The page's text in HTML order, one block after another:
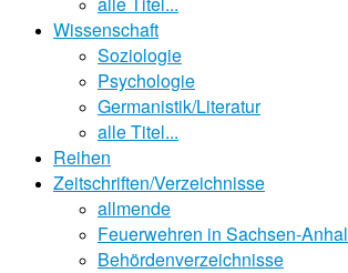
Wissenschaft
Soziologie
Psychologie
Germanistik/Literatur
alle Titel...
Reihen
Zeitschriften/Verzeichnisse
allmende
Feuerwehren in Sachsen-
Behördenverzeichnisse